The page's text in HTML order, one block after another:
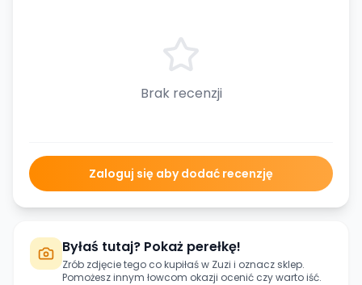
Brak recenzji
Zaloguj się aby dodać recenzję
Byłaś tutaj? Pokaż perełkę!
Zrób zdjęcie tego co kupiłaś w Zuzi i oznacz sklep.
Pomożesz innym łowcom okazji ocenić czy warto iść.